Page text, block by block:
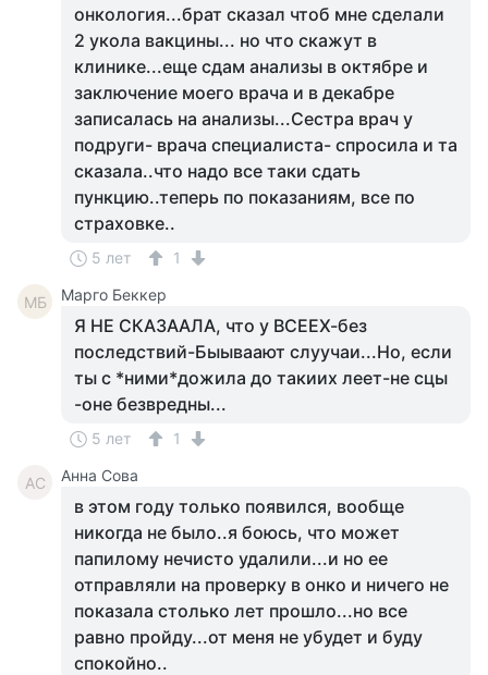
онкология...брат сказал чтоб мне сделали
2 укола вакцины... но что скажут в
клинике...еще сдам анализы в октябре и
заключение моего врача и в декабре
записалась на анализы...Сестра врач у
подруги- врача специалиста- спросила и та
сказала..что надо все таки сдать
пункцию..теперь по показаниям, все по
страховке..
5 лет 1
MБ Mарго Беккер
Я НЕ СКАЗААЛА, что у ВСЕЕХ-без
последствий-Быываают слуучаи...Но, если
ты с *ними*дожила до такиих леет-не сцы
-оне безвредны...
5 лет 1
АС Анна Сова
в этом году только появился, вообще
никогда не было..я боюсь, что может
папилому нечисто удалили...и но ее
отправляли на проверку в онко и ничего не
показала столько лет прошло...но все
равно пройду...от меня не убудет и буду
спокойно..